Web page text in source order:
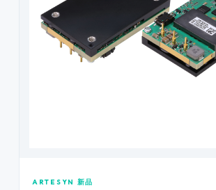
ARTESYN 新品